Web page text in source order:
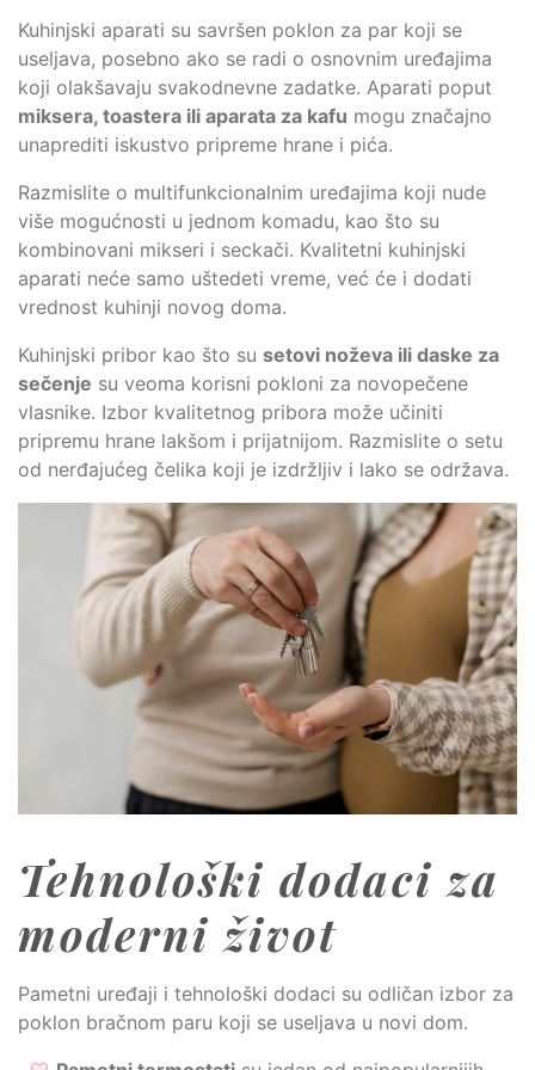
Kuhinjski aparati su savršen poklon za par koji se
useljava, posebno ako se radi o osnovnim uređajima
koji olakšavaju svakodnevne zadatke. Aparati poput
miksera, toastera ili aparata za kafu mogu značajno
unaprediti iskustvo pripreme hrane i pića.
Razmislite o multifunkcionalnim uređajima koji nude
više mogućnosti u jednom komadu, kao što su
kombinovani mikseri i seckači. Kvalitetni kuhinjski
aparati neće samo uštedeti vreme, već će i dodati
vrednost kuhinji novog doma.
Kuhinjski pribor kao što su setovi noževa ili daske za
sečenje su veoma korisni pokloni za novopečene
vlasnike. Izbor kvalitetnog pribora može učiniti
pripremu hrane lakšom i prijatnijom. Razmislite o setu
od nerđajućeg čelika koji je izdržljiv i lako se održava.
Tehnološki dodaci za
moderni život
Pametni uređaji i tehnološki dodaci su odličan izbor za
poklon bračnom paru koji se useljava u novi dom.